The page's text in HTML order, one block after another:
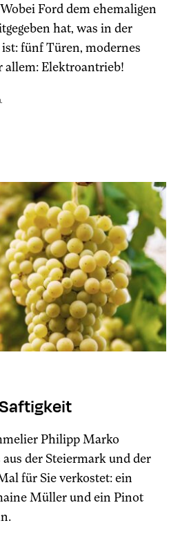
Ford dem ehemaligen
hat, was in der
fünf Türen, modernes
Elektroantrieb!
Philipp Marko
der Steiermark und der
für Sie verkostet: ein
Müller und ein Pinot